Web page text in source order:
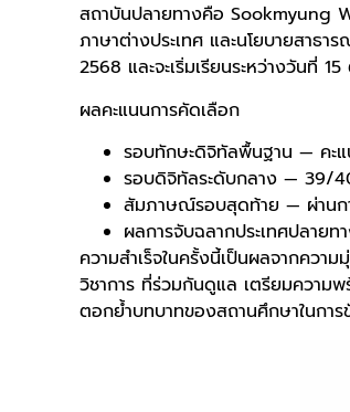
สถาบันปลายทางคือ Sookmyung
ภาษาต่างประเทศ และนโยบายสาธ
2568 และจะเริ่มเรียนระหว่างวันที่
ผลคะแนนการคัดเลือก
รอบทักษะดิจิทัลพื้นฐาน — คะ
รอบดิจิทัลระดับกลาง — 39/
สัมภาษณ์รอบสุดท้าย — ผ่านก
ผลการจับฉลากประเทศปลายท
ความสำเร็จในครั้งนี้เป็นผลจากควา
วิชาการ ที่ร่วมกันดูแล เตรียมความ
ตอกย้ำบทบาทของสถานศึกษาในการ